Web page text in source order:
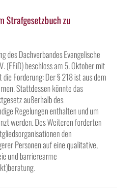
Strafgesetzbuch zu
des Dachverbandes Evangelische
(EFiD) beschloss am 5. Oktober mit
Forderung: Der § 218 ist aus dem
Stattdessen könnte das
außerhalb des
Regelungen enthalten und um
werden. Des Weiteren forderten
den
Personen auf eine qualitative,
und barrierearme